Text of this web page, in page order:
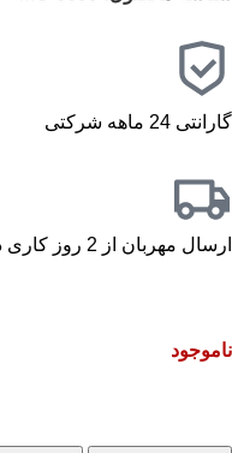
گارانتی 24 ماهه شرکتی
ارسال مهربان از 2 روز کاری دیگر
ناموجود